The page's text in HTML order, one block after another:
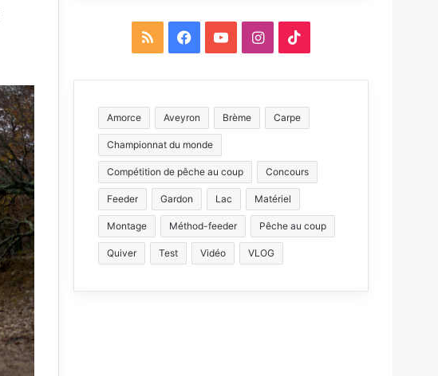
e
b
o
o
k
T
u
b
e
I
t
a
g
r
a
m
T
o
Amorce Aveyron Brème Carpe
Championnat du monde
Compétition de pêche au coup Concours
Feeder Gardon Lac Matériel
Montage Méthod-feeder Pêche au coup
Quiver Test Vidéo VLOG